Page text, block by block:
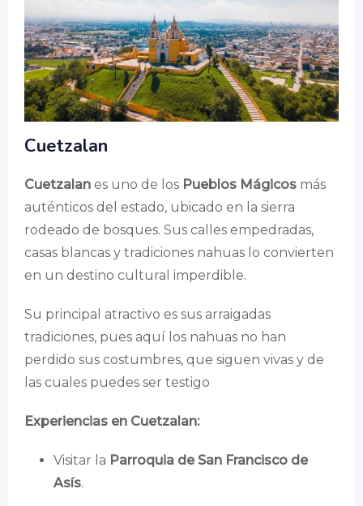
Cuetzalan
Cuetzalan es uno de los Pueblos Mágicos más
auténticos del estado, ubicado en la sierra
rodeado de bosques. Sus calles empedradas,
casas blancas y tradiciones nahuas lo convierten
en un destino cultural imperdible.
Su principal atractivo es sus arraigadas
tradiciones, pues aquí los nahuas no han
perdido sus costumbres, que siguen vivas y de
las cuales puedes ser testigo
Experiencias en Cuetzalan:
Visitar la Parroquia de San Francisco de
Asís.